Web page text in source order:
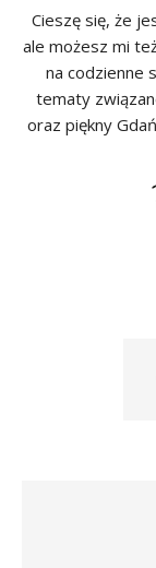
Cieszę się, że
ale możesz mi
na codzienne
tematy
oraz piękny